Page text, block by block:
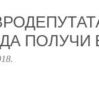
ПОЛУЧИ
.